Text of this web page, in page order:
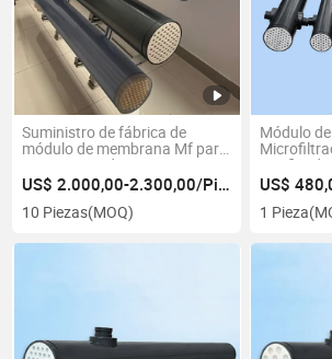
Suministro de fábrica de
módulo de membrana Mf para
tratamiento de aguas
residuales industriales
US$ 2.000,00-2.300,00/Pieza
10 Piezas(MOQ)
Módulo
US$
1 Pieza